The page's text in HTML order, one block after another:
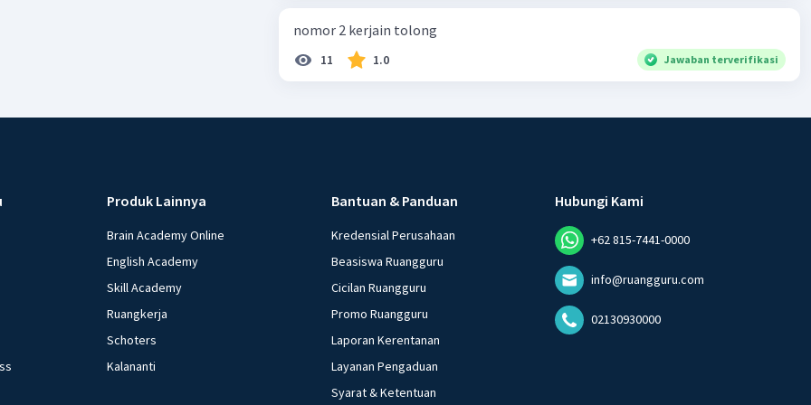
nomor 2 kerjain tolong
11 1.0 Jawaban terverifikasi
Produk Lainnya
Brain Academy Online
English Academy
Skill Academy
Ruangkerja
Schoters
Kalananti
Bantuan & Panduan
Kredensial Perusahaan
Beasiswa Ruangguru
Cicilan Ruangguru
Promo Ruangguru
Laporan Kerentanan
Layanan Pengaduan
Syarat & Ketentuan
Hubungi Kami
+62 815-7441-0000
info@ruangguru.com
02130930000